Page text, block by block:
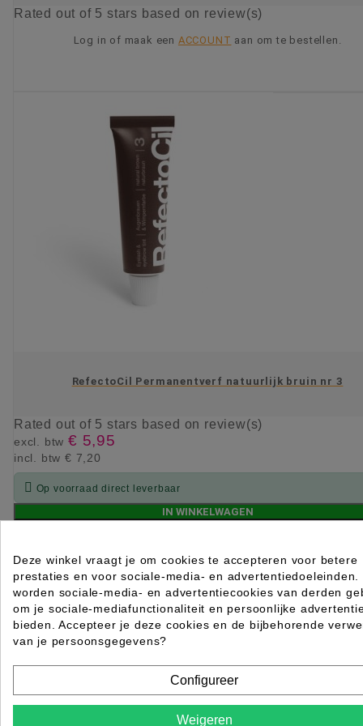
Rated out of 5 stars based on review(s)
Log in of maak een ACCOUNT aan om te bestellen.
RefectoCil Permanentverf natuurlijk bruin nr 3
Rated out of 5 stars based on review(s)
excl. btw € 5,95
incl. btw € 7,20
 Op voorraad direct leverbaar
IN WINKELWAGEN
Deze winkel vraagt je om cookies te accepteren voor betere
prestaties en voor sociale-media- en advertentiedoeleinden.
worden sociale-media- en advertentiecookies van derden
om je sociale-mediafunctionaliteit en persoonlijke
bieden. Accepteer je deze cookies en de bijbehorende
van je persoonsgegevens?
Configureer
Weigeren